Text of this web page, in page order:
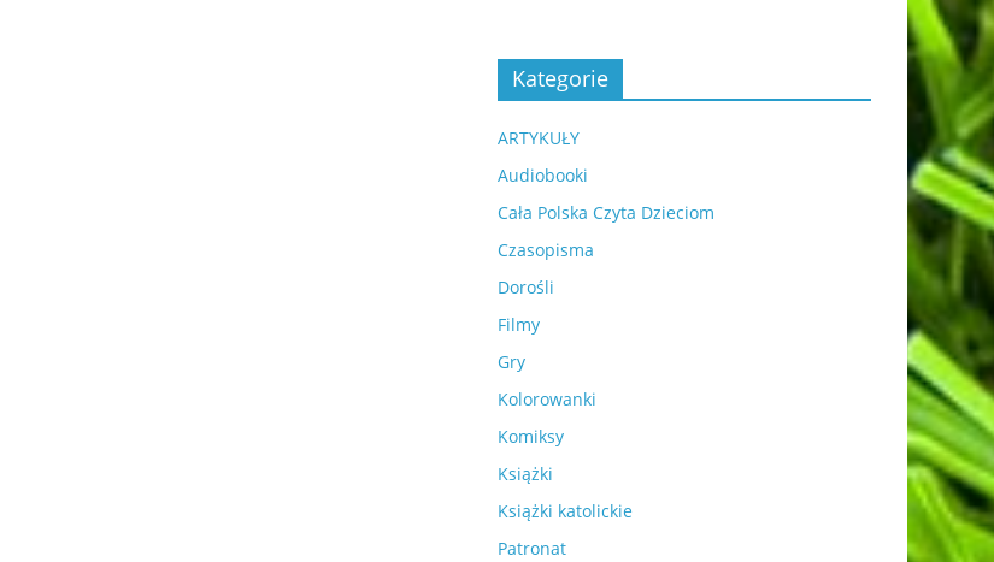
Kategorie
ARTYKUŁY
Audiobooki
Cała Polska Czyta Dzieciom
Czasopisma
Dorośli
Filmy
Gry
Kolorowanki
Komiksy
Książki
Książki katolickie
Patronat